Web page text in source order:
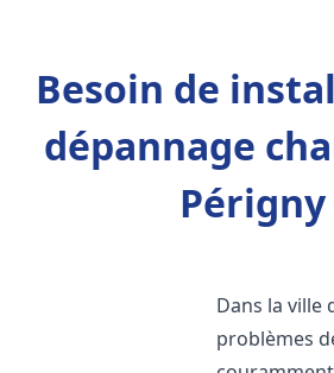
Besoin de
dépannage
Périgny
Dans la ville
problèmes